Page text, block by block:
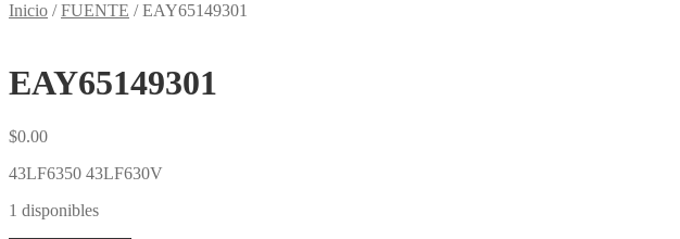
Inicio /FUENTE /EAY65149301
EAY65149301
$0.00
43LF6350 43LF630V
1 disponibles